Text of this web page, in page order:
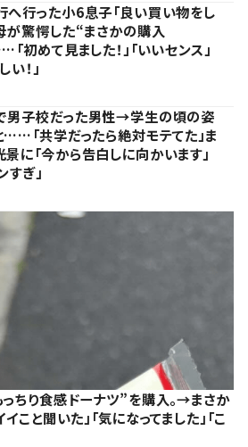
へ行った小6息子「良い買い物をし
が驚愕した“まさかの購入
初めて見ました！」「いいセンス」
い！」
男子校だった男性→学生の頃の姿
……「共学だったら絶対モテてた」ま
に「今から告白しに向かいます」
すぎ」
ちり食感ドーナツ”を購入。→まさか
と聞いた」「気になってました」「こ